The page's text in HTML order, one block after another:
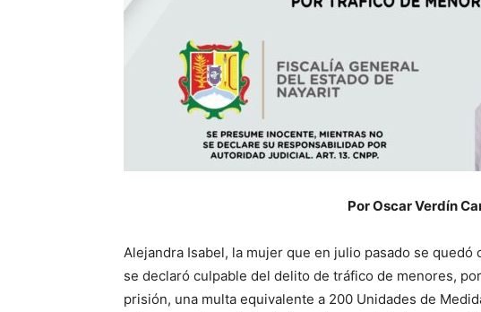
Por Oscar Verdín
Alejandra Isabel, la mujer que en julio pasado se
se declaró culpable del delito de tráfico de menores,
prisión, una multa equivalente a 200 Unidades de